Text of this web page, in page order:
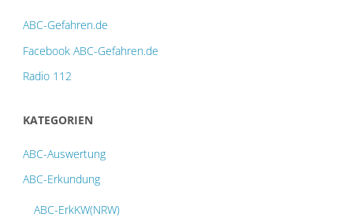
ABC-Gefahren.de
Facebook ABC-Gefahren.de
Radio 112
KATEGORIEN
ABC-Auswertung
ABC-Erkundung
ABC-ErkKW(NRW)